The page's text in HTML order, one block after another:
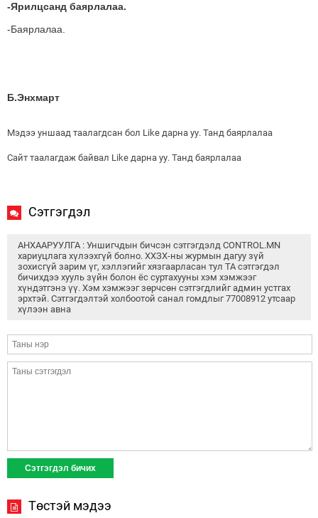
-Ярилцсанд баярлалаа.
-Баярлалаа.
Б.Энхмарт
Мэдээ уншаад таалагдсан бол Like дарна уу. Танд баярлалаа
Сайт таалагдаж байвал Like дарна уу. Танд баярлалаа
Сэтгэгдэл
АНХААРУУЛГА : Уншигчдын бичсэн сэтгэгдэлд CONTROL.MN
хариуцлага хүлээхгүй болно. ХХЗХ-ны журмын дагуу зүй
зохисгүй зарим үг, хэллэгийг хязгаарласан тул ТА сэтгэгдэл
бичихдээ хууль зүйн болон ёс суртахууны хэм хэмжээг
хүндэтгэнэ үү. Хэм хэмжээг зөрчсөн сэтгэгдлийг админ устгах
эрхтэй. Сэтгэгдэлтэй холбоотой санал гомдлыг 77008912 утсаар
хүлээн авна
Төстэй мэдээ